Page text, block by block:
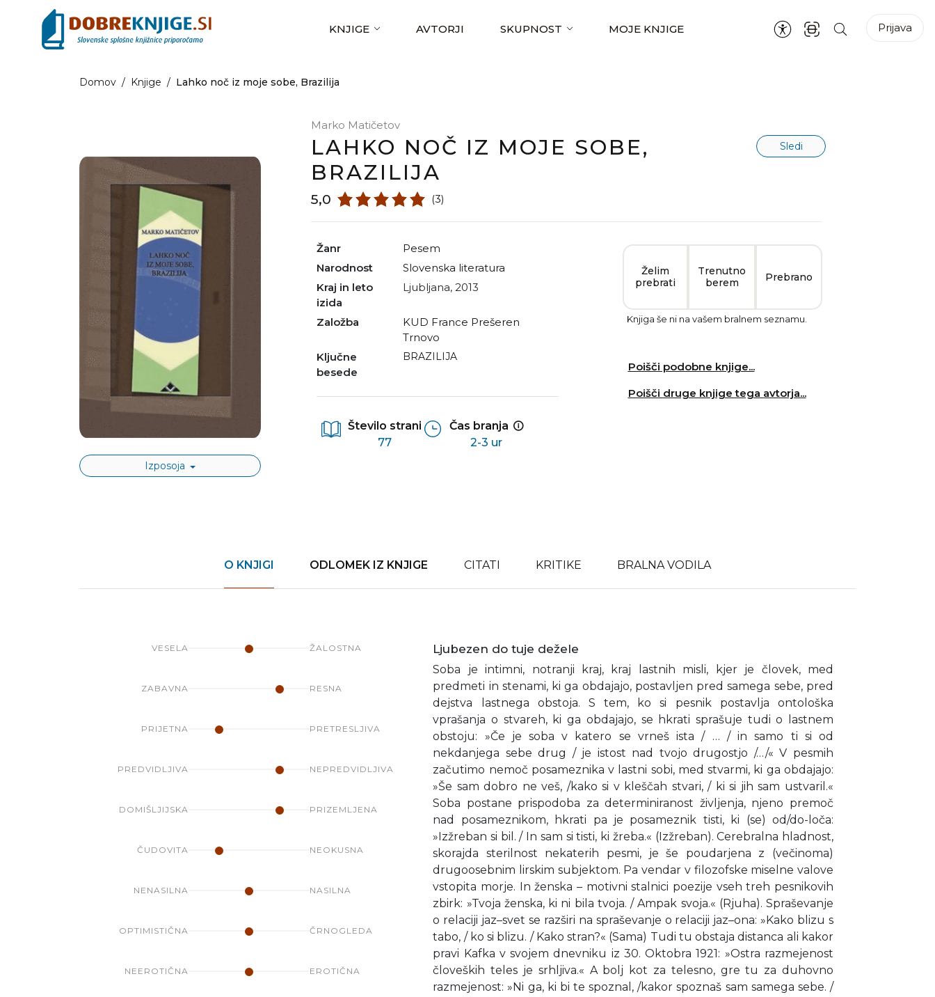
KNJIGE AVTORJI SKUPNOST MOJE KNJIGE Prijava
Domov / Knjige / Lahko noč iz moje sobe, Brazilija
Izposoja
Marko Matičetov
LAHKO NOČ IZ MOJE SOBE,
BRAZILIJA
Sledi
5,0 (3)
Žanr
pesem
Narodnost
slovenska literatura
Kraj in leto
izida
Ljubljana, 2013
Založba
KUD France Prešeren
Trnovo
Ključne
besede
BRAZILIJA
Število strani
77
Čas branja
2-3 ur
Želim
prebrati
Trenutno
berem
Prebrano
Knjiga še ni na vašem bralnem seznamu.
Poišči podobne knjige...
Poišči druge knjige tega avtorja...
O KNJIGI ODLOMEK IZ KNJIGE CITATI KRITIKE BRALNA VODILA
VESELA ŽALOSTNA
ZABAVNA RESNA
PRIJETNA PRETRESLJIVA
PREDVIDLJIVA NEPREDVIDLJIVA
DOMIŠLJIJSKA PRIZEMLJENA
ČUDOVITA NEOKUSNA
NENASILNA NASILNA
OPTIMISTIČNA ČRNOGLEDA
NEEROTIČNA EROTIČNA
Ljubezen do tuje dežele
Soba je intimni, notranji kraj, kraj lastnih misli, kjer je človek, med
predmeti in stenami, ki ga obdajajo, postavljen pred samega sebe, pred
dejstva lastnega obstoja. S tem, ko si pesnik postavlja ontološka
vprašanja o stvareh, ki ga obdajajo, se hkrati sprašuje tudi o lastnem
obstoju: »Če je soba v katero se vrneš ista / … / in samo ti si od
nekdanjega sebe drug / je istost nad tvojo drugostjo /…/« V pesmih
začutimo nemoč posameznika v lastni sobi, med stvarmi, ki ga obdajajo:
»Še sam dobro ne veš, /kako si v kleščah stvari, / ki si jih sam ustvaril.«
Soba postane prispodoba za determiniranost življenja, njeno premoč
nad posameznikom, hkrati pa je posameznik tisti, ki (se) od/do-loča:
»Izžreban si bil. / In sam si tisti, ki žreba.« (Izžreban). Cerebralna hladnost,
skorajda sterilnost nekaterih pesmi, je še poudarjena z (večinoma)
drugoosebnim lirskim subjektom. Pa vendar v filozofske miselne valove
vstopita morje. In ženska – motivni stalnici poezije vseh treh pesnikovih
zbirk: »Tvoja ženska, ki ni bila tvoja. / Ampak svoja.« (Rjuha). Spraševanje
o relaciji jaz–svet se razširi na spraševanje o relaciji jaz–ona: »Kako blizu s
tabo, / ko si blizu. / Kako stran?« (Sama) Tudi tu obstaja distanca ali kakor
pravi Kafka v svojem dnevniku iz 30. Oktobra 1921: »Ostra razmejenost
človeških teles je srhljiva.« A bolj kot za telesno, gre tu za duhovno
razmejenost: »Ni ga, ki bi te spoznal, /kakor spoznaš sam samega sebe. /